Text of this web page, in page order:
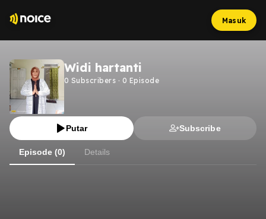
Masuk
Widi hartanti
0 Subscribers · 0 Episode
Putar Subscribe
Episode (0) Details